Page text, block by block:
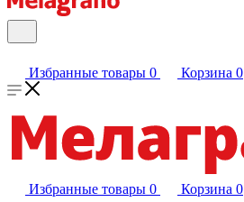
Избранные товары 0 Корзина 0
Избранные товары 0 Корзина 0